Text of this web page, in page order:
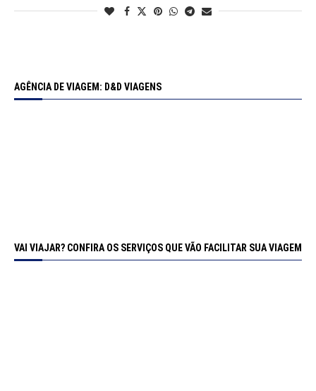
AGÊNCIA DE VIAGEM: D&D VIAGENS
VAI VIAJAR? CONFIRA OS SERVIÇOS QUE VÃO FACILITAR SUA VIAGEM